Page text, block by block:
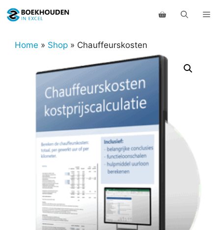
naar
inhoudHome » Shop » Chauffeurskosten